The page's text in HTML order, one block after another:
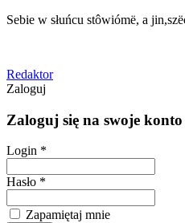
Sebie w słuńcu stôwiómë, a
Redaktor
Zaloguj
Zaloguj się na swoje konto
Login *
Hasło *
Zapamiętaj mnie